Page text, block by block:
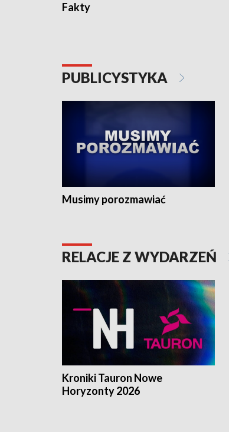
Fakty
PUBLICYSTYKA
Musimy porozmawiać
RELACJE Z WYDARZEŃ
Kroniki Tauron Nowe
Horyzonty 2026